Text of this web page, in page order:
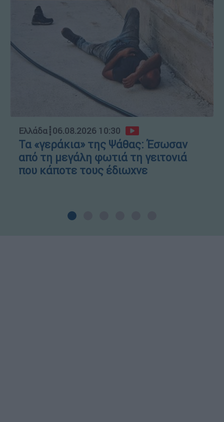
Ελλάδα┋06.08.2026 10:30
Τα «γεράκια» της Ψάθας: Έσωσαν
από τη μεγάλη φωτιά τη γειτονιά
που κάποτε τους έδιωχνε